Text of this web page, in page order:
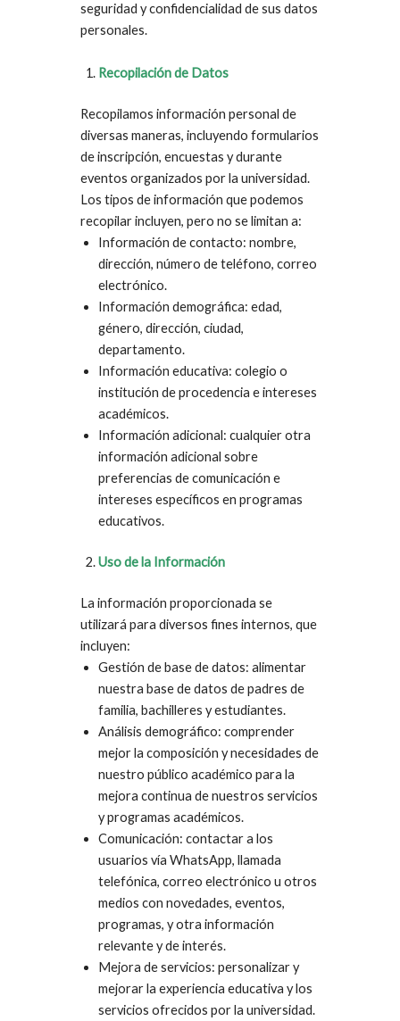
seguridad y confidencialidad de sus datos
personales.
Recopilación de Datos
Recopilamos información personal de
diversas maneras, incluyendo formularios
de inscripción, encuestas y durante
eventos organizados por la universidad.
Los tipos de información que podemos
recopilar incluyen, pero no se limitan a:
Información de contacto: nombre,
dirección, número de teléfono, correo
electrónico.
Información demográfica: edad,
género, dirección, ciudad,
departamento.
Información educativa: colegio o
institución de procedencia e intereses
académicos.
Información adicional: cualquier otra
información adicional sobre
preferencias de comunicación e
intereses específicos en programas
educativos.
Uso de la Información
La información proporcionada se
utilizará para diversos fines internos, que
incluyen:
Gestión de base de datos: alimentar
nuestra base de datos de padres de
familia, bachilleres y estudiantes.
Análisis demográfico: comprender
mejor la composición y necesidades de
nuestro público académico para la
mejora continua de nuestros servicios
y programas académicos.
Comunicación: contactar a los
usuarios vía WhatsApp, llamada
telefónica, correo electrónico u otros
medios con novedades, eventos,
programas, y otra información
relevante y de interés.
Mejora de servicios: personalizar y
mejorar la experiencia educativa y los
servicios ofrecidos por la universidad.